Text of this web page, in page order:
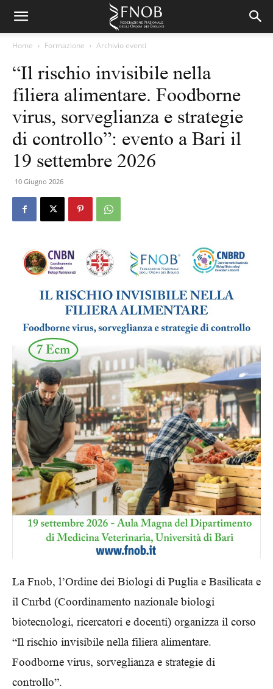
Home Formazione Archivio eventi
“Il rischio invisibile nella
filiera alimentare. Foodborne
virus, sorveglianza e strategie
di controllo”: evento a Bari il
19 settembre 2026
10 Giugno 2026
La Fnob, l’Ordine dei Biologi di Puglia e Basilicata e
il Cnrbd (Coordinamento nazionale biologi
biotecnologi, ricercatori e docenti) organizza il corso
“Il rischio invisibile nella filiera alimentare.
Foodborne virus, sorveglianza e strategie di
controllo”.